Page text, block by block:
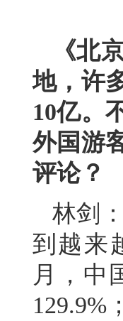
《北
地，许
10亿。
外国游
评论？
林剑
到越来
月，中